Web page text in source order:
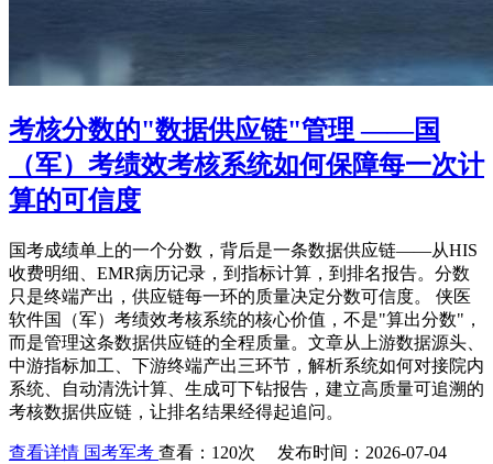
考核分数的"数据供应链"管理 ——国
（军）考绩效考核系统如何保障每一次计
算的可信度
国考成绩单上的一个分数，背后是一条数据供应链——从HIS
收费明细、EMR病历记录，到指标计算，到排名报告。分数
只是终端产出，供应链每一环的质量决定分数可信度。 侠医
软件国（军）考绩效考核系统的核心价值，不是"算出分数"，
而是管理这条数据供应链的全程质量。文章从上游数据源头、
中游指标加工、下游终端产出三环节，解析系统如何对接院内
系统、自动清洗计算、生成可下钻报告，建立高质量可追溯的
考核数据供应链，让排名结果经得起追问。
查看详情 国考军考 查看：120次 发布时间：2026-07-04